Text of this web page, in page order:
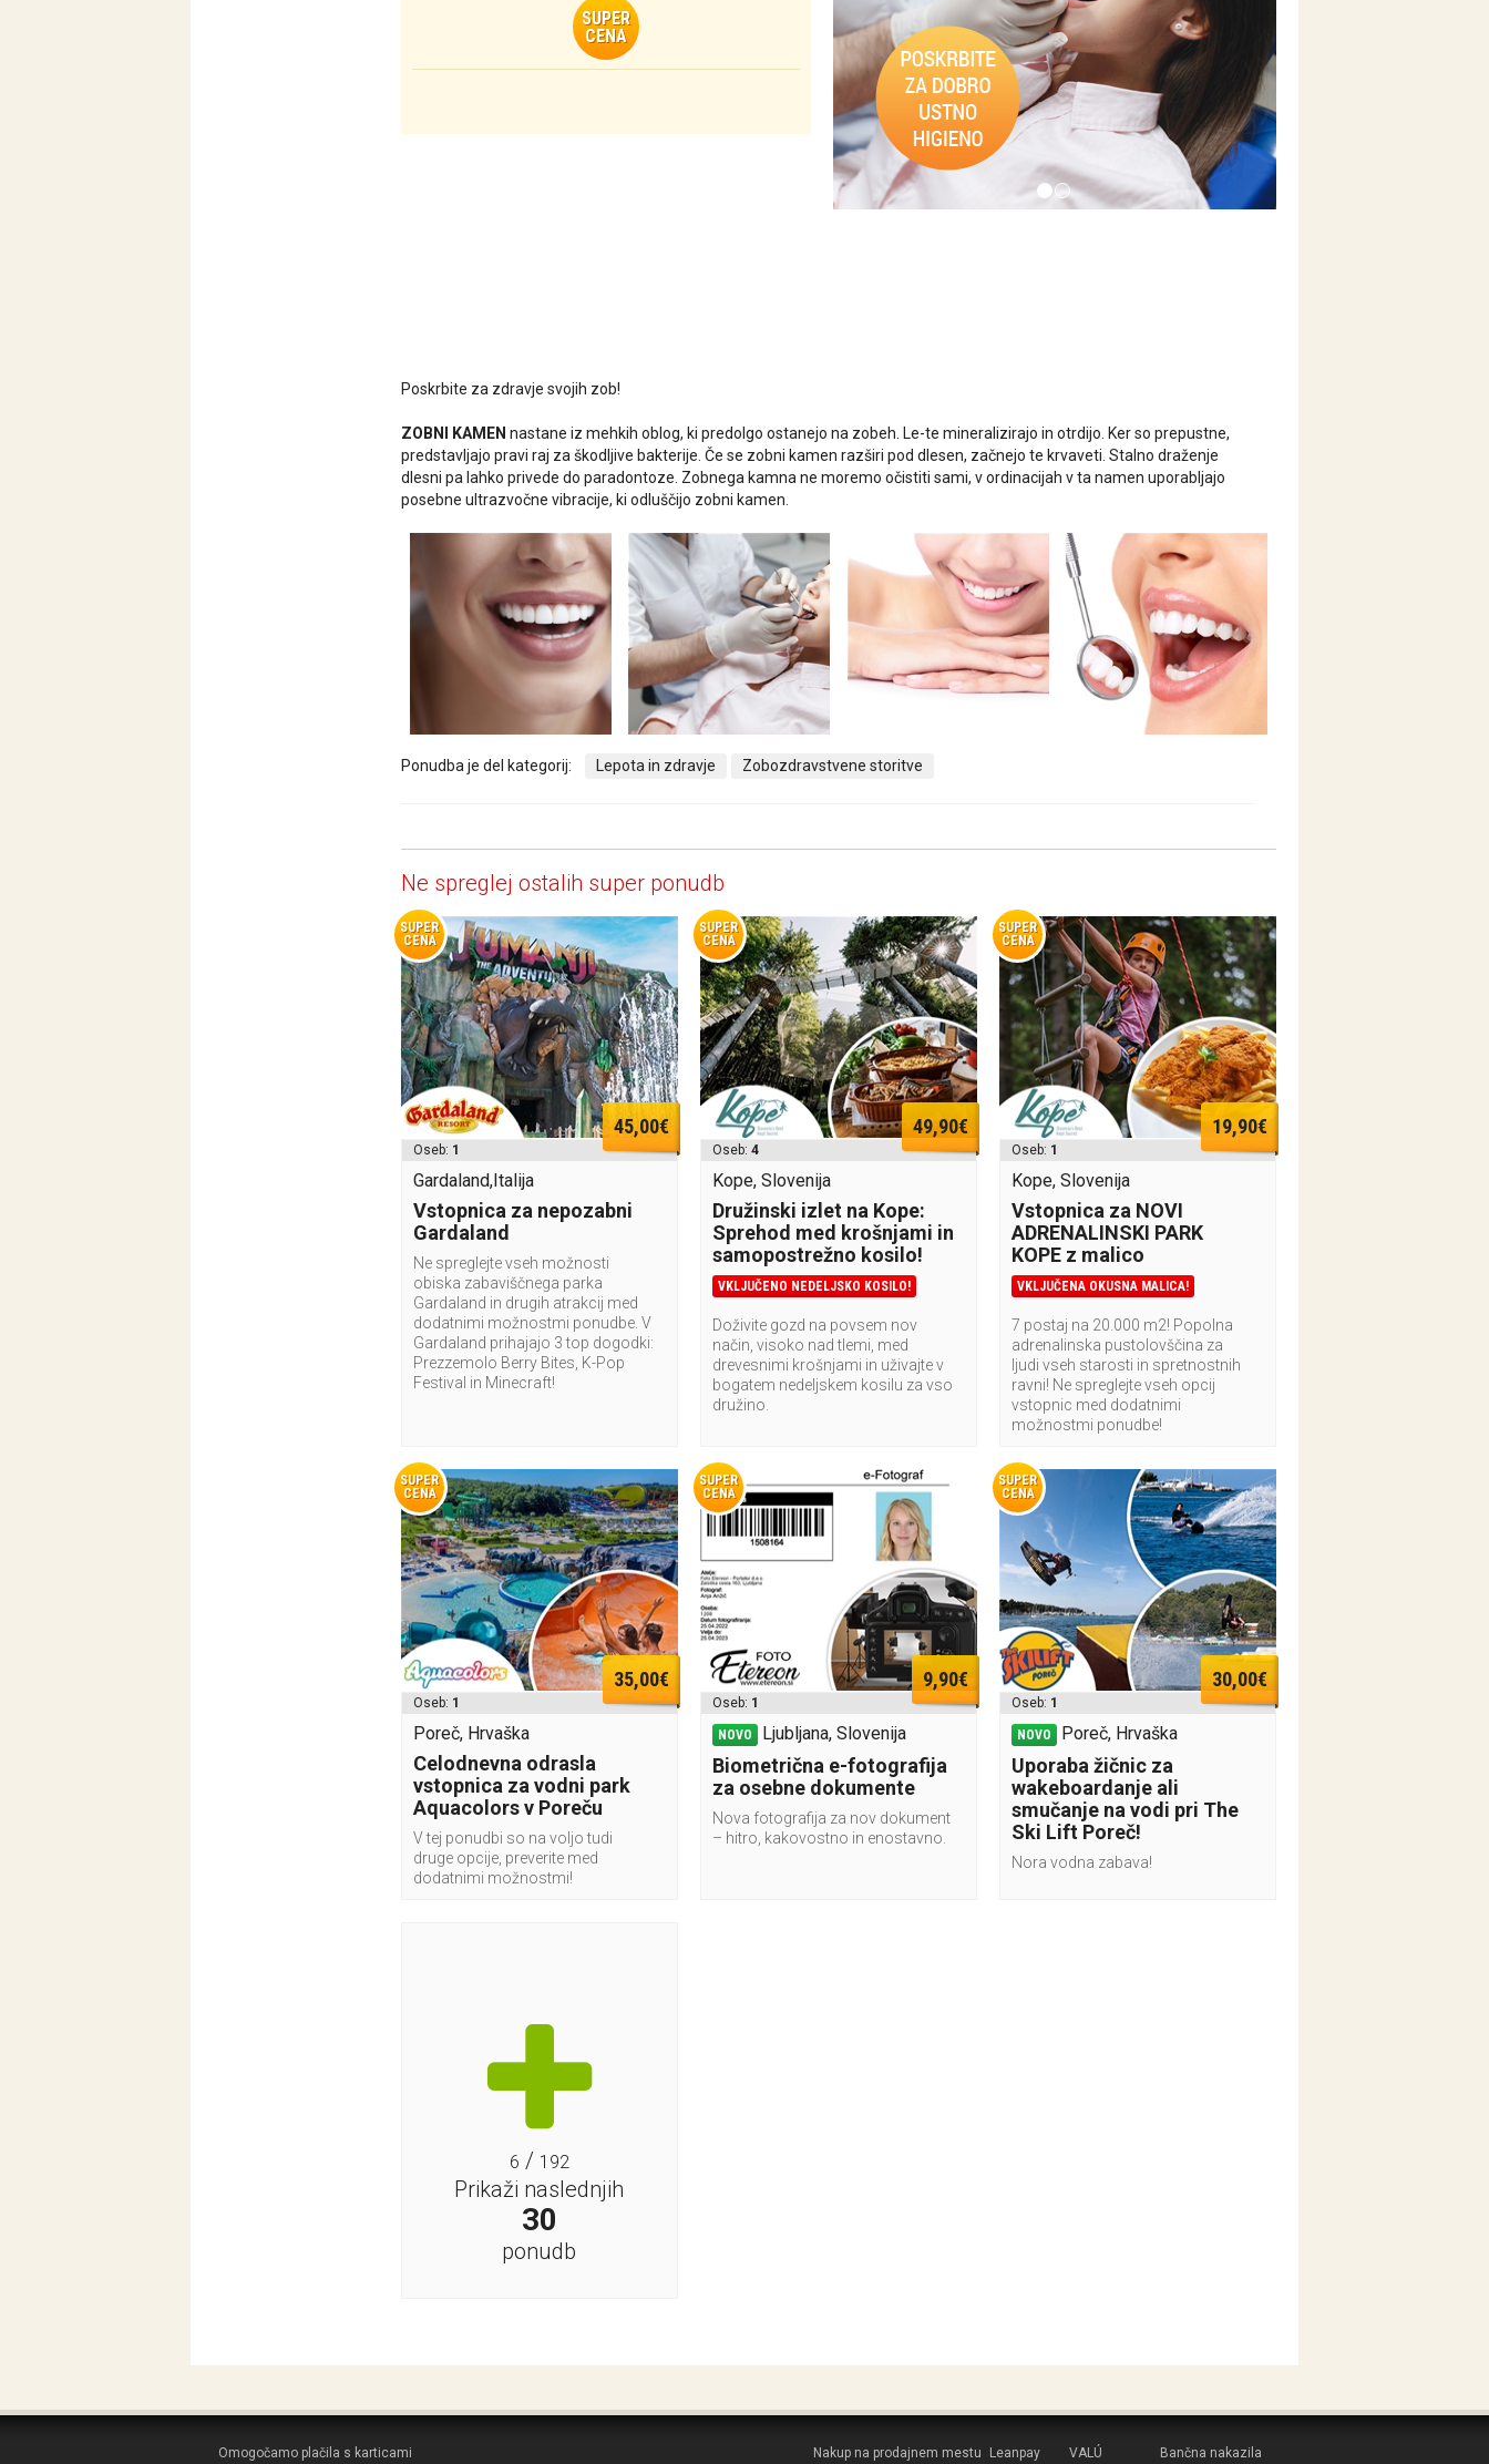
SUPER
CENA
Poskrbite za zdravje svojih zob!
ZOBNI KAMEN nastane iz mehkih oblog, ki predolgo ostanejo na zobeh. Le-te mineralizirajo in otrdijo. Ker so prepustne,
predstavljajo pravi raj za škodljive bakterije. Če se zobni kamen razširi pod dlesen, začnejo te krvaveti. Stalno draženje
dlesni pa lahko privede do paradontoze. Zobnega kamna ne moremo očistiti sami, v ordinacijah v ta namen uporabljajo
posebne ultrazvočne vibracije, ki odluščijo zobni kamen.
Ponudba je del kategorij: Lepota in zdravje Zobozdravstvene storitve
Ne spreglej ostalih super ponudb
SUPER
CENA
45,00€
Oseb: 1
Gardaland,Italija
Vstopnica za nepozabni
Gardaland
Ne spreglejte vseh možnosti
obiska zabaviščnega parka
Gardaland in drugih atrakcij med
dodatnimi možnostmi ponudbe. V
Gardaland prihajajo 3 top dogodki:
Prezzemolo Berry Bites, K-Pop
Festival in Minecraft!
SUPER
CENA
49,90€
Oseb: 4
Kope, Slovenija
Družinski izlet na Kope:
Sprehod med krošnjami in
samopostrežno kosilo!
VKLJUČENO NEDELJSKO KOSILO!
Doživite gozd na povsem nov
način, visoko nad tlemi, med
drevesnimi krošnjami in uživajte v
bogatem nedeljskem kosilu za vso
družino.
SUPER
CENA
19,90€
Oseb: 1
Kope, Slovenija
Vstopnica za NOVI
ADRENALINSKI PARK
KOPE z malico
VKLJUČENA OKUSNA MALICA!
7 postaj na 20.000 m2! Popolna
adrenalinska pustolovščina za
ljudi vseh starosti in spretnostnih
ravni! Ne spreglejte vseh opcij
vstopnic med dodatnimi
možnostmi ponudbe!
SUPER
CENA
35,00€
Oseb: 1
Poreč, Hrvaška
Celodnevna odrasla
vstopnica za vodni park
Aquacolors v Poreču
V tej ponudbi so na voljo tudi
druge opcije, preverite med
dodatnimi možnostmi!
SUPER
CENA
9,90€
Oseb: 1
NOVO Ljubljana, Slovenija
Biometrična e-fotografija
za osebne dokumente
Nova fotografija za nov dokument
– hitro, kakovostno in enostavno.
SUPER
CENA
30,00€
Oseb: 1
NOVO Poreč, Hrvaška
Uporaba žičnic za
wakeboardanje ali
smučanje na vodi pri The
Ski Lift Poreč!
Nora vodna zabava!
6 / 192
Prikaži naslednjih
30
ponudb
Omogočamo plačila s karticami Nakup na prodajnem mestu Leanpay VALÚ Bančna nakazila